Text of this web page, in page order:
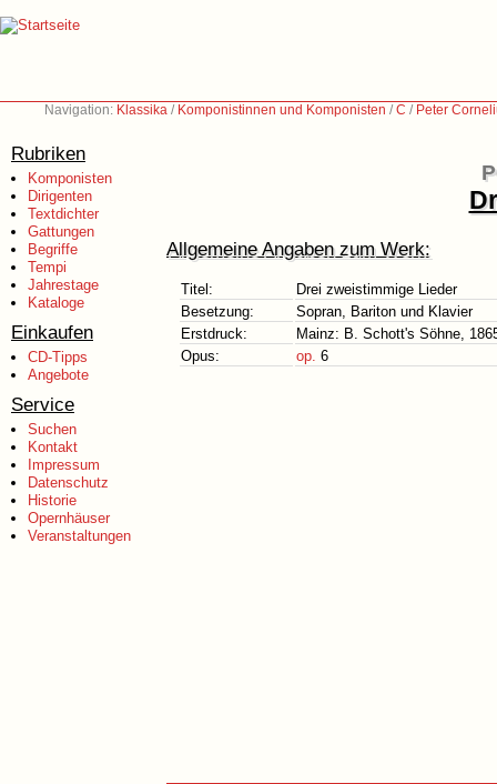
Navigation: Klassika / Komponistinnen und Komponisten /C / Peter
Rubriken
Komponisten
Dirigenten
Textdichter
Gattungen
Begriffe
Tempi
Jahrestage
Kataloge
Einkaufen
CD-Tipps
Angebote
Service
Suchen
Kontakt
Impressum
Datenschutz
Historie
Opernhäuser
Veranstaltungen
Allgemeine Angaben zum Werk:
Titel:
Drei zweistimmige Lieder
Besetzung:
Sopran, Bariton und Klavier
Erstdruck:
Mainz: B. Schott's Söhne,
Opus:
op. 6